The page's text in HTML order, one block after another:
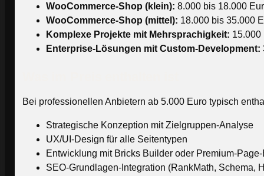
WooCommerce-Shop (klein): 8.000 bis 18.000
WooCommerce-Shop (mittel): 18.000 bis 35.000
Komplexe Projekte mit Mehrsprachigkeit: 15.000
Enterprise-Lösungen mit Custom-Development:
Bei professionellen Anbietern ab 5.000 Euro typisch
Strategische Konzeption mit Zielgruppen-Analyse
UX/UI-Design für alle Seitentypen
Entwicklung mit Bricks Builder oder Premium-
SEO-Grundlagen-Integration (RankMath, Schema,